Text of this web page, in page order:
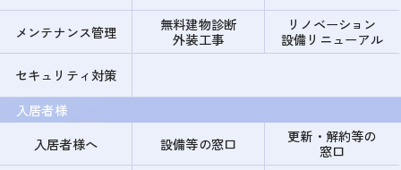
メンテナンス管理
無料建物診断
外装工事
リノベーション
設備リニューアル
セキュリティ対策
入居者様
入居者様へ
設備等の窓口
更新・解約等の
窓口